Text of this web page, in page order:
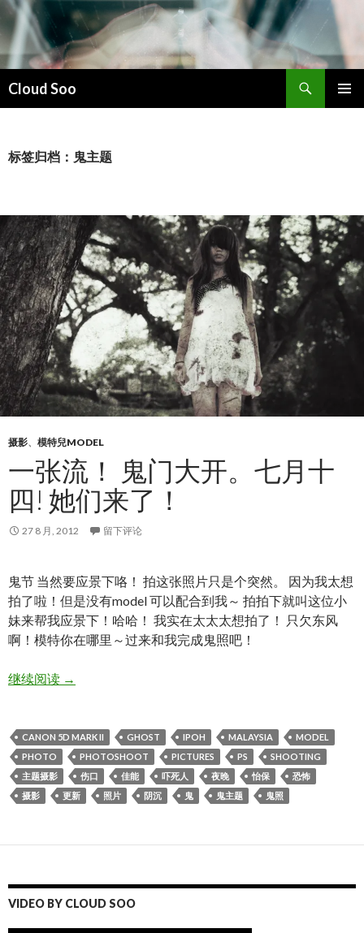
Cloud Soo
索
文
标签归档：鬼主题
摄影、 模特兒MODEL
一张流！ 鬼门大开。七月十
四! 她们来了！
27 8 月, 2012 留下评论
鬼节 当然要应景下咯！ 拍这张照片只是个突然。 因为我太想
拍了啦！但是没有model 可以配合到我～ 拍拍下就叫这位小
妹来帮我应景下！哈哈！ 我实在太太太想拍了！ 只欠东风
啊！模特你在哪里～过来和我完成鬼照吧！
继续阅读一张流！ 鬼门大开。七月十四! 她们来了！
→
CANON 5D MARK II GHOST IPOH MALAYSIA
MODEL
PHOTO
PHOTOSHOOT PICTURES PS
SHOOTING
主题摄影
伤口 佳能 吓死人 夜晚 怡保
恐怖
摄影
更新 照片 阴沉 鬼 鬼主题 鬼照
VIDEO BY CLOUD SOO